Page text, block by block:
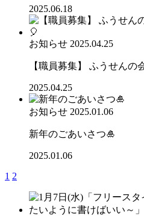
2025.06.18
お知らせ 2025.04.25
【職員募集】 ふうせんの
2025.04.25
お知らせ 2025.01.06
新年のごあいさつ🎍
2025.01.06
1 2